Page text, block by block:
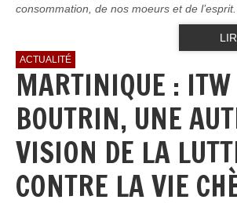
consommation, de nos moeurs et de l’esprit.
ACTUALITÉ
MARTINIQUE :
BOUTRIN, UNE
VISION DE LA
CONTRE LA VIE